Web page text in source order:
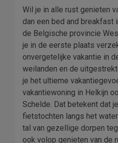
Wil je in alle rust genieten
dan een bed and breakfast
de Belgische provincie
je in de eerste plaats
onvergetelijke vakantie in
weilanden en de
je het ultieme
vakantiewoning in Helkijn
Schelde. Dat betekent dat
fietstochten langs het
tal van gezellige dorpen
ook volop genieten van de